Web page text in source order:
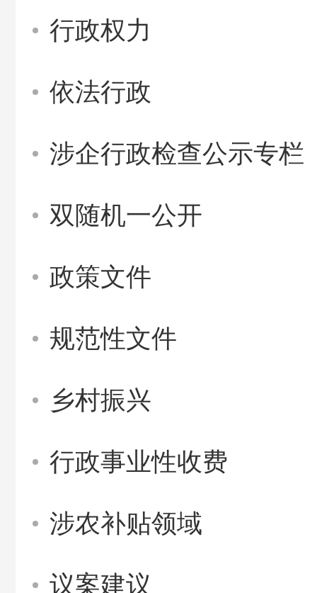
行政权力
依法行政
涉企行政检查公示专栏
双随机一公开
政策文件
规范性文件
乡村振兴
行政事业性收费
涉农补贴领域
议案建议